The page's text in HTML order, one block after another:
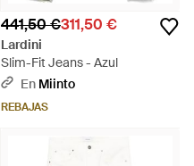
441,50 €311,50 €
Lardini
Slim-Fit Jeans - Azul
En Miinto
REBAJAS